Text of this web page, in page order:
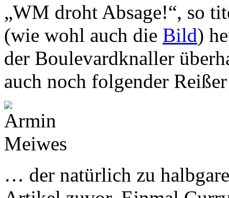
„WM droht Absage!“, so
(wie wohl auch die Bild)
der Boulevardknaller
auch noch folgender
… der natürlich zu